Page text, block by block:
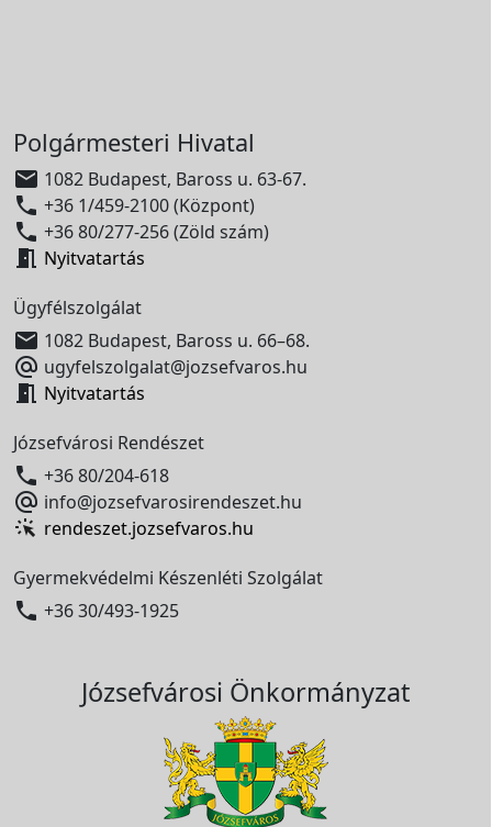
Polgármesteri Hivatal
 1082 Budapest, Baross u. 63-67.
 +36 1/459-2100 (Központ)
 +36 80/277-256 (Zöld szám)
 Nyitvatartás
Ügyfélszolgálat
 1082 Budapest, Baross u. 66–68.
 ugyfelszolgalat@jozsefvaros.hu
 Nyitvatartás
Józsefvárosi Rendészet
 +36 80/204-618
 info@jozsefvarosirendeszet.hu
rendeszet.jozsefvaros.hu
Gyermekvédelmi Készenléti Szolgálat
 +36 30/493-1925
Józsefvárosi Önkormányzat